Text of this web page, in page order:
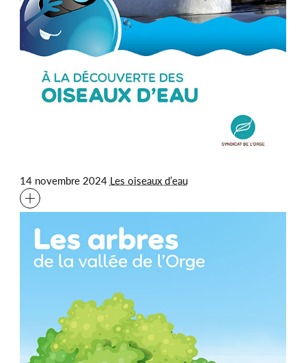
14 novembre 2024 Les oiseaux d’eau